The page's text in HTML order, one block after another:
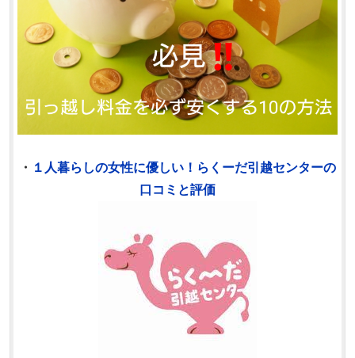
・ １人暮らしの女性に優しい！らくーだ引越センターの
口コミと評価